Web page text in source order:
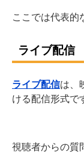
ここでは代表的
ライブ配信
ライブ配信は、
ける配信形式で
視聴者からの質